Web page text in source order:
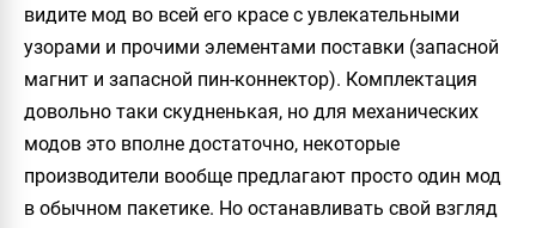
видите мод во всей его красе с увлекательными
узорами и прочими элементами поставки (запасной
магнит и запасной пин-коннектор). Комплектация
довольно таки скудненькая, но для механических
модов это вполне достаточно, некоторые
производители вообще предлагают просто один мод
в обычном пакетике. Но останавливать свой взгляд